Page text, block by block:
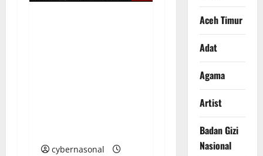
cybernasonal
Aceh Timur
Adat
Agama
Artist
Badan Gizi
Nasional